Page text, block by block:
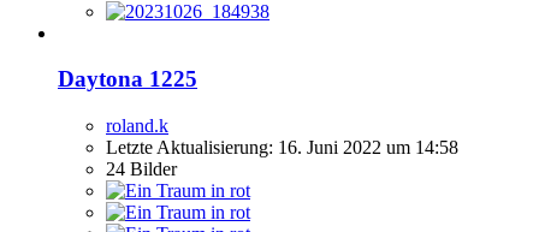
Daytona 1225
roland.k
Letzte Aktualisierung: 16. Juni 2022 um 14:58
24 Bilder